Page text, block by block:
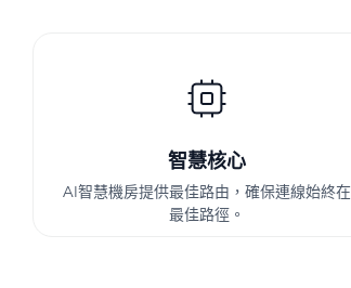
智慧核心
AI智慧機房提供最佳路由，確保連線始終在
最佳路徑。